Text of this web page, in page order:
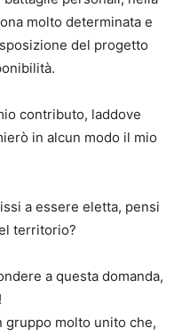
molto determinata e
del progetto
contributo, laddove
in alcun modo il mio
a essere eletta, pensi
territorio?
a questa domanda,
gruppo molto unito che,